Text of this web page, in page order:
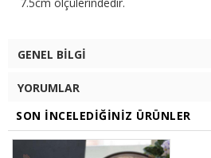
GENEL BILGI
YORUMLAR
SON İNCELEDIĞINIZ ÜRÜNLER